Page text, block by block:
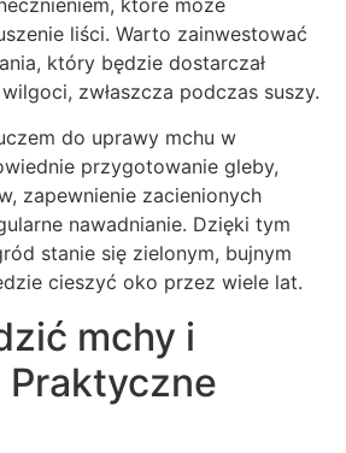
liści. Warto zainwestować
który będzie dostarczał
zwłaszcza podczas suszy.
do uprawy mchu w
przygotowanie gleby,
zapewnienie zacienionych
nawadnianie. Dzięki tym
stanie się zielonym, bujnym
cieszyć oko przez wiele lat.
mchy i
Praktyczne